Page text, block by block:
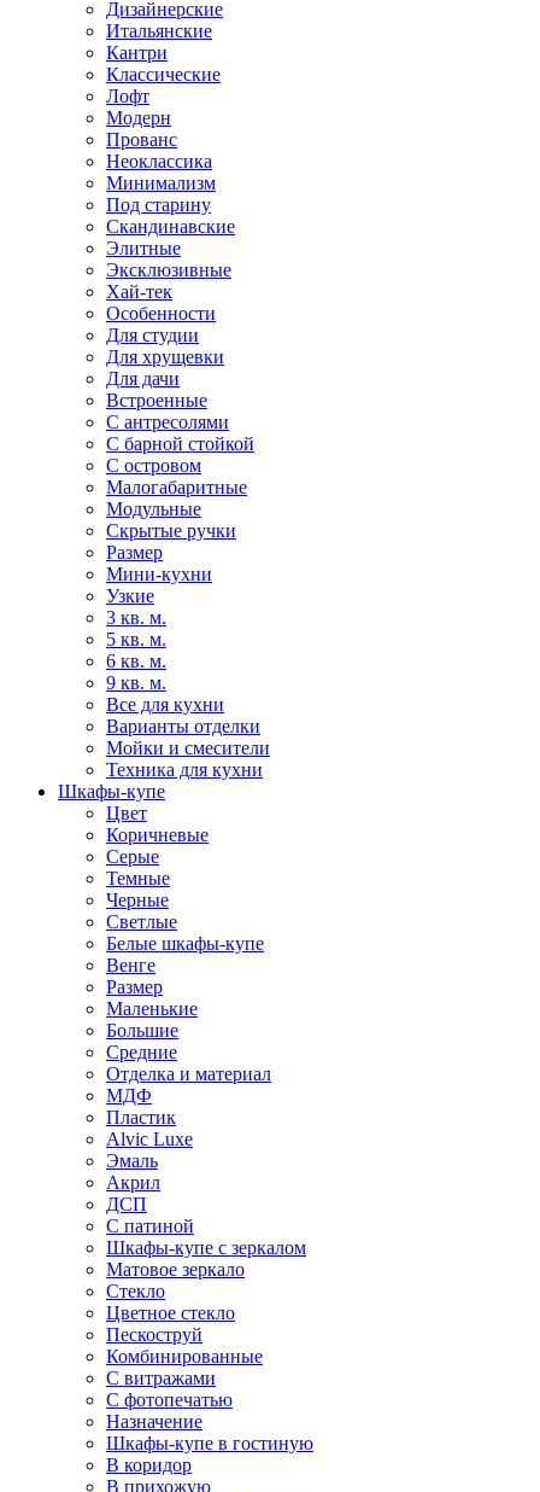
Дизайнерские
Итальянские
Кантри
Классические
Лофт
Модерн
Прованс
Неоклассика
Минимализм
Под старину
Скандинавские
Элитные
Эксклюзивные
Хай-тек
Особенности
Для студии
Для хрущевки
Для дачи
Встроенные
С антресолями
С барной стойкой
С островом
Малогабаритные
Модульные
Скрытые ручки
Размер
Мини-кухни
Узкие
3 кв. м.
5 кв. м.
6 кв. м.
9 кв. м.
Все для кухни
Варианты отделки
Мойки и смесители
Техника для кухни
Шкафы-купе
Цвет
Коричневые
Серые
Темные
Черные
Светлые
Белые шкафы-купе
Венге
Размер
Маленькие
Большие
Средние
Отделка и материал
МДФ
Пластик
Alvic Luxe
Эмаль
Акрил
ДСП
С патиной
Шкафы-купе с зеркалом
Матовое зеркало
Стекло
Цветное стекло
Пескоструй
Комбинированные
С витражами
С фотопечатью
Назначение
Шкафы-купе в гостиную
В коридор
В прихожую